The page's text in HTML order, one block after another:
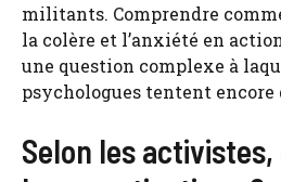
militants. Comprendre
la colère et l’anxiété en
une question complexe à
psychologues tentent encore
Selon les